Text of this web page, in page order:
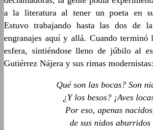
a la literatura al tener un poeta en
Estuvo trabajando hasta las dos de
engranajes aquí y allá. Cuando terminó
esfera, sintiéndose lleno de júbilo al
Gutiérrez Nájera y sus rimas modernistas:
Qué son las bocas? Son
¿Y los besos? ¡Aves
Por eso, apenas
de sus nidos aburridos